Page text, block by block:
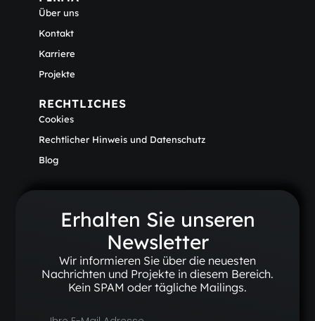
Über uns
Kontakt
Karriere
Projekte
RECHTLICHES
Cookies
Rechtlicher Hinweis und Datenschutz
Blog
Erhalten Sie unseren
Newsletter
Wir informieren Sie über die neuesten
Nachrichten und Projekte in diesem Bereich.
Kein SPAM oder tägliche Mailings.